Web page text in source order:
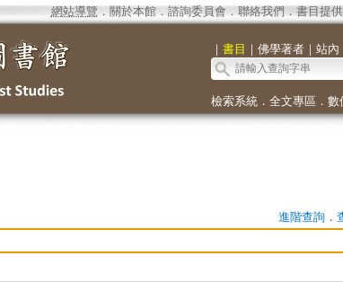
網站導覽 ． 關於本館． 諮詢委員會． 聯絡我們 ． 書目提供
｜ 書目 ｜ 佛學著者｜ 站內
檢索系統． 全文專區 ． 數
進階查詢．